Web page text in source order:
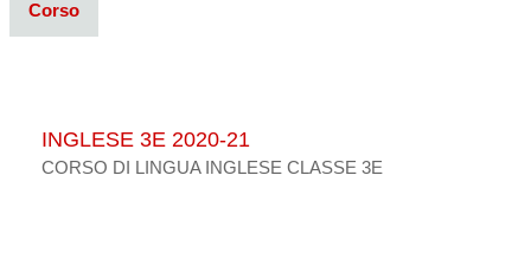
Corso
INGLESE 3E 2020-21
CORSO DI LINGUA INGLESE CLASSE 3E